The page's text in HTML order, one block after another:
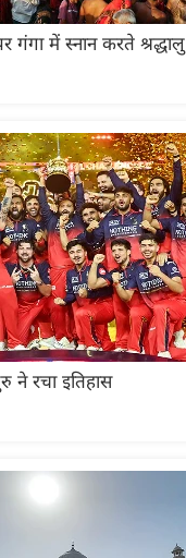
गंगा में स्नान करते श्रद्धालु
ने रचा इतिहास